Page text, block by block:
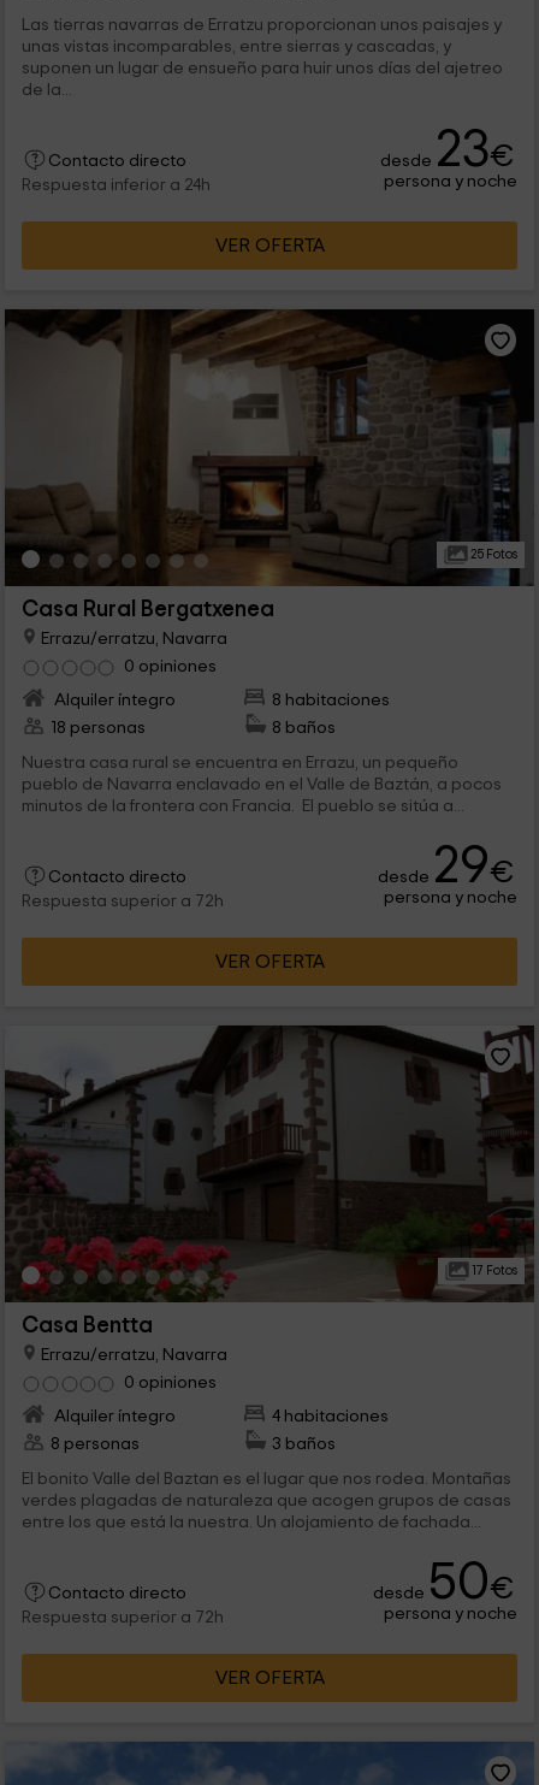
Las tierras navarras de Erratzu proporcionan unos paisajes y
unas vistas incomparables, entre sierras y cascadas, y
suponen un lugar de ensueño para huir unos días del ajetreo
de la...
Contacto directo
Respuesta inferior a 24h
desde 23€
persona y noche
VER OFERTA
25 Fotos
Casa Rural Bergatxenea
Errazu/erratzu, Navarra
0 opiniones
Alquiler íntegro
8 habitaciones
18 personas
8 baños
Nuestra casa rural se encuentra en Errazu, un pequeño
pueblo de Navarra enclavado en el Valle de Baztán, a pocos
minutos de la frontera con Francia. El pueblo se sitúa a...
Contacto directo
Respuesta superior a 72h
desde 29€
persona y noche
VER OFERTA
17 Fotos
Casa Bentta
Errazu/erratzu, Navarra
0 opiniones
Alquiler íntegro
4 habitaciones
8 personas
3 baños
El bonito Valle del Baztan es el lugar que nos rodea. Montañas
verdes plagadas de naturaleza que acogen grupos de casas
entre los que está la nuestra. Un alojamiento de fachada...
Contacto directo
Respuesta superior a 72h
desde 50€
persona y noche
VER OFERTA